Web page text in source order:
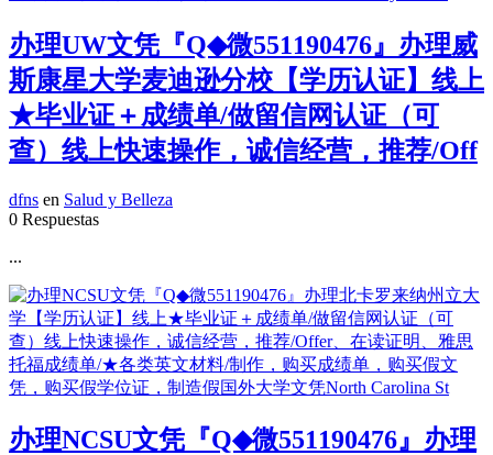
办理UW文凭『Q◆微551190476』办理威
斯康星大学麦迪逊分校【学历认证】线上
★毕业证＋成绩单/做留信网认证（可
查）线上快速操作，诚信经营，推荐/Off
dfns en Salud y Belleza
0 Respuestas
...
办理NCSU文凭『Q◆微551190476』办理